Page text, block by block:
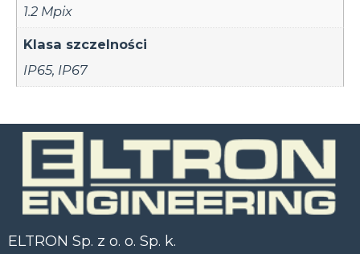
1.2 Mpix
Klasa szczelności
IP65, IP67
ELTRON Sp. z o. o. Sp. k.